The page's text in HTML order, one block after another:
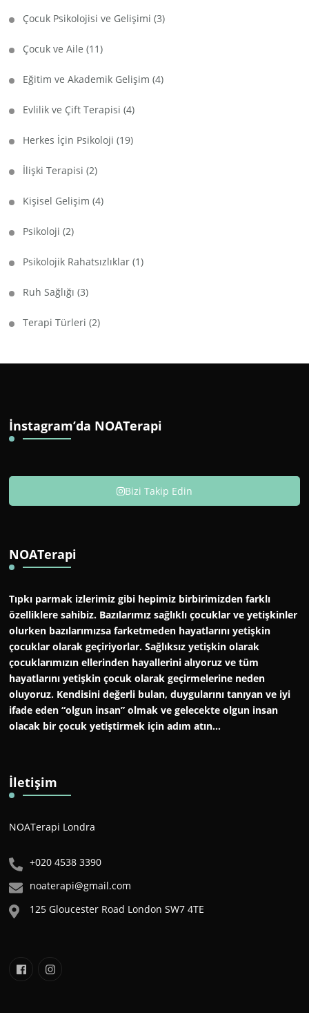
Çocuk Psikolojisi ve Gelişimi (3)
Çocuk ve Aile (11)
Eğitim ve Akademik Gelişim (4)
Evlilik ve Çift Terapisi (4)
Herkes İçin Psikoloji (19)
İlişki Terapisi (2)
Kişisel Gelişim (4)
Psikoloji (2)
Psikolojik Rahatsızlıklar (1)
Ruh Sağlığı (3)
Terapi Türleri (2)
İnstagram’da NOATerapi
Bizi Takip Edin
NOATerapi
Tıpkı parmak izlerimiz gibi hepimiz birbirimizden farklı
özelliklere sahibiz. Bazılarımız sağlıklı çocuklar ve yetişkinler
olurken bazılarımızsa farketmeden hayatlarını yetişkin
çocuklar olarak geçiriyorlar. Sağlıksız yetişkin olarak
çocuklarımızın ellerinden hayallerini alıyoruz ve tüm
hayatlarını yetişkin çocuk olarak geçirmelerine neden
oluyoruz. Kendisini değerli bulan, duygularını tanıyan ve iyi
ifade eden “olgun insan” olmak ve gelecekte olgun insan
olacak bir çocuk yetiştirmek için adım atın…
İletişim
NOATerapi Londra
+020 4538 3390
noaterapi@gmail.com
125 Gloucester Road London SW7 4TE